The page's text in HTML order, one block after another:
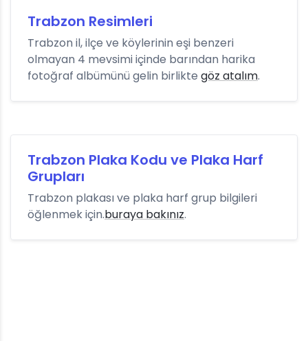
Trabzon Resimleri
Trabzon il, ilçe ve köylerinin eşi benzeri
olmayan 4 mevsimi içinde barından harika
fotoğraf albümünü gelin birlikte göz atalım.
Trabzon Plaka Kodu ve Plaka Harf
Grupları
Trabzon plakası ve plaka harf grup bilgileri
öğlenmek için.buraya bakınız.